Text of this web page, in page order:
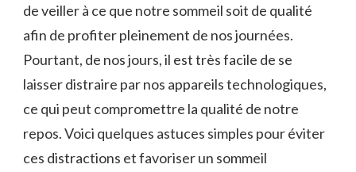
de ​veiller à ce que notre sommeil soit de qualité
afin ⁤de profiter ‍pleinement de nos journées.
Pourtant, de nos⁤ jours, ⁢il‍ est très facile de se
laisser distraire ⁣par ‍nos appareils technologiques,
ce qui peut ⁤compromettre ⁣la⁢ qualité de notre
repos. Voici quelques astuces simples pour éviter
ces distractions et favoriser un sommeil